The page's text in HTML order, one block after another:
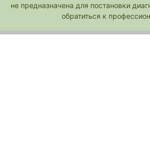
не предназначена для постановки
обратиться к